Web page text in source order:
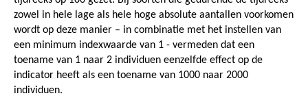
zowel in hele lage als hele hoge absolute aantallen voorkomen
wordt op deze manier – in combinatie met het instellen van
een minimum indexwaarde van 1 - vermeden dat een
toename van 1 naar 2 individuen eenzelfde effect op de
indicator heeft als een toename van 1000 naar 2000
individuen.